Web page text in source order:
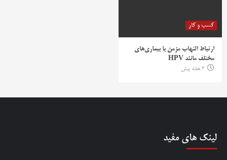
کسب و کار
ارتباط التهاب مزمن با بیماری‌های
مختلف مانند HPV
3 هفته پیش
لینک های مفید